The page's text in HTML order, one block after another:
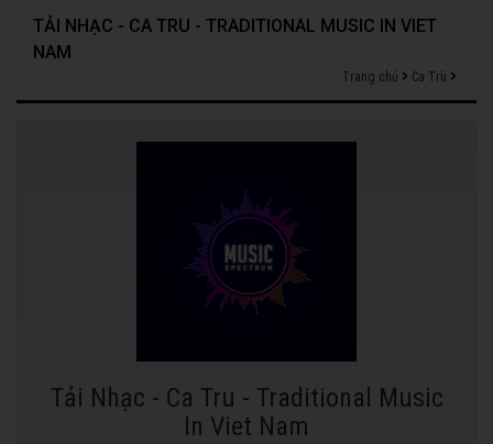
TẢI NHẠC - CA TRU - TRADITIONAL MUSIC IN VIET
NAM
Trang chủ Ca Trù
Tải Nhạc - Ca Tru - Traditional Music
In Viet Nam